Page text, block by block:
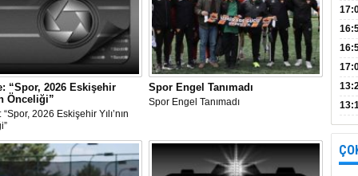
“Spor, 2026 Eskişehir
Önceliği”
2026 Eskişehir Yılı’nın
Spor Engel Tanımadı
Spor Engel Tanımadı